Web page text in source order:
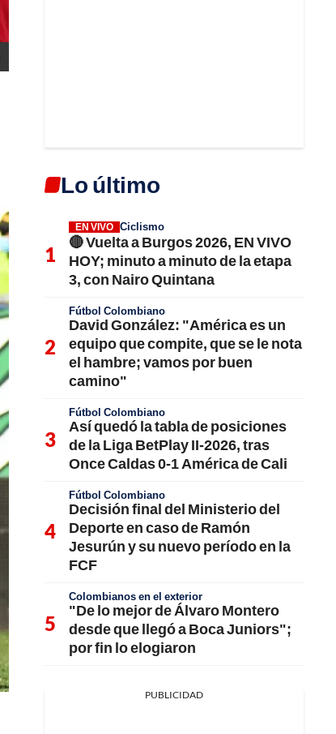
Lo último
EN VIVO Ciclismo
🔴 Vuelta a Burgos 2026, EN VIVO
HOY; minuto a minuto de la etapa
3, con Nairo Quintana
Fútbol Colombiano
David González: "América es un
equipo que compite, que se le nota
el hambre; vamos por buen
camino"
Fútbol Colombiano
Así quedó la tabla de posiciones
de la Liga BetPlay II-2026, tras
Once Caldas 0-1 América de Cali
Fútbol Colombiano
Decisión final del Ministerio del
Deporte en caso de Ramón
Jesurún y su nuevo período en la
FCF
Colombianos en el exterior
"De lo mejor de Álvaro Montero
desde que llegó a Boca Juniors";
por fin lo elogiaron
PUBLICIDAD